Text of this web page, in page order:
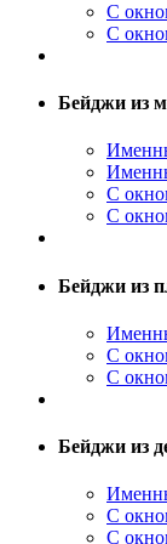
С
С
Бейджи из
С
С
Бейджи из
С
С
Бейджи из
С
С